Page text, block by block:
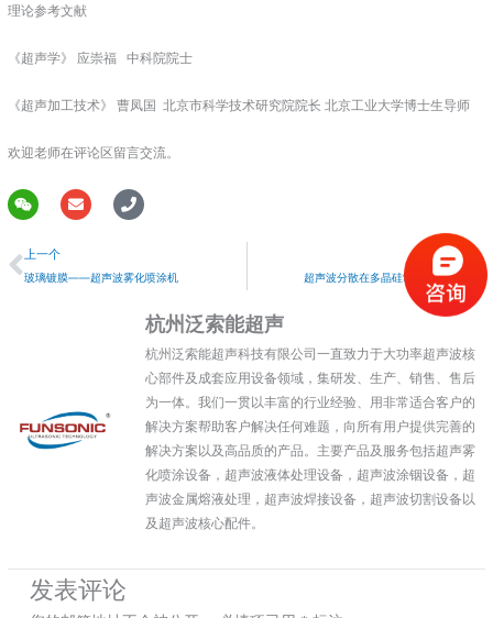
理论参考文献
《超声学》 应崇福 中科院院士
《超声加工技术》 曹凤国 北京市科学技术研究院院长 北京工业大学博士生导师
欢迎老师在评论区留言交流。
W
x
i
E
l
P
e
上一个
上一个
玻璃镀膜——超声波雾化喷涂机
下一个
超声波分散在多晶硅制备中的应用
杭州泛索能超声
杭州泛索能超声科技有限公司一直致力于大功率超声波核
心部件及成套应用设备领域，集研发、生产、销售、售后
为一体。我们一贯以丰富的行业经验、用非常适合客户的
解决方案帮助客户解决任何难题，向所有用户提供完善的
解决方案以及高品质的产品。主要产品及服务包括超声雾
化喷涂设备，超声波液体处理设备，超声波涂铟设备，超
声波金属熔液处理，超声波焊接设备，超声波切割设备以
及超声波核心配件。
发表评论